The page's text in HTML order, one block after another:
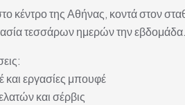
κέντρο της Αθήνας, κοντά στον
τεσσάρων ημερών την εβδομάδα.
εργασίες μπουφέ
και σέρβις